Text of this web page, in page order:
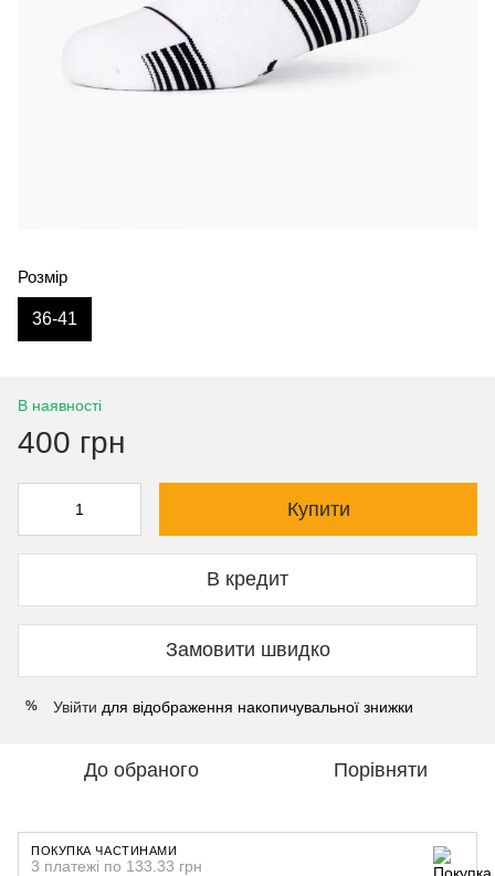
Розмір
36-41
В наявності
400 грн
Купити
В кредит
Замовити швидко
% Увійти для відображення накопичувальної знижки
До обраного Порівняти
ПОКУПКА ЧАСТИНАМИ
3 платежі по 133.33 грн